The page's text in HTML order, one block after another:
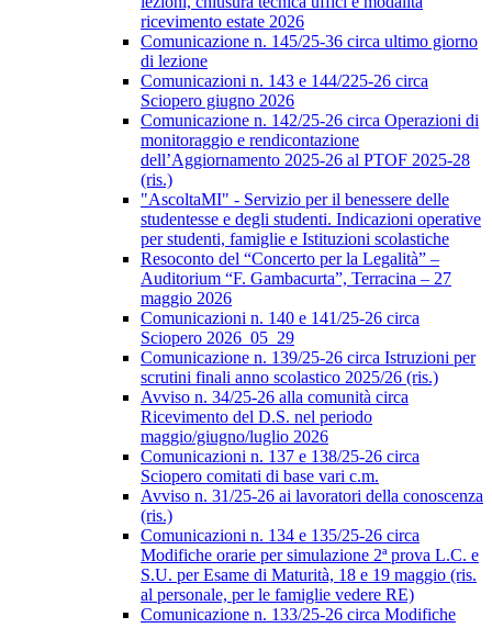
ricevimento estate 2026
Comunicazione n. 145/25-36 circa ultimo giorno
di lezione
Comunicazioni n. 143 e 144/225-26 circa
Sciopero giugno 2026
Comunicazione n. 142/25-26 circa Operazioni di
monitoraggio e rendicontazione
dell’Aggiornamento 2025-26 al PTOF 2025-28
(ris.)
"AscoltaMI" - Servizio per il benessere delle
studentesse e degli studenti. Indicazioni operative
per studenti, famiglie e Istituzioni scolastiche
Resoconto del “Concerto per la Legalità” –
Auditorium “F. Gambacurta”, Terracina – 27
maggio 2026
Comunicazioni n. 140 e 141/25-26 circa
Sciopero 2026_05_29
Comunicazione n. 139/25-26 circa Istruzioni per
scrutini finali anno scolastico 2025/26 (ris.)
Avviso n. 34/25-26 alla comunità circa
Ricevimento del D.S. nel periodo
maggio/giugno/luglio 2026
Comunicazioni n. 137 e 138/25-26 circa
Sciopero comitati di base vari c.m.
Avviso n. 31/25-26 ai lavoratori della conoscenza
(ris.)
Comunicazioni n. 134 e 135/25-26 circa
Modifiche orarie per simulazione 2ª prova L.C. e
S.U. per Esame di Maturità, 18 e 19 maggio (ris.
al personale, per le famiglie vedere RE)
Comunicazione n. 133/25-26 circa Modifiche